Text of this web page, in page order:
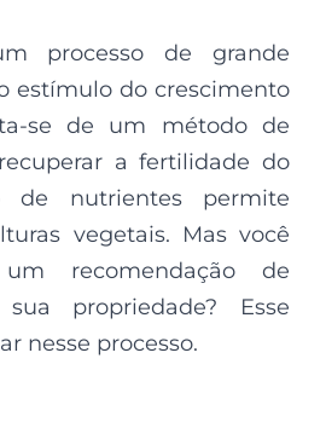
processo de grande
estímulo do crescimento
se de um método de
a fertilidade do
de nutrientes permite
vegetais. Mas você
recomendação de
propriedade? Esse
nesse processo.